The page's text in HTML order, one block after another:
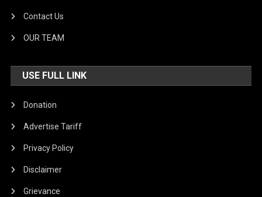
Contact Us
OUR TEAM
USE FULL LINK
Donation
Advertise Tariff
Privacy Policy
Disclaimer
Grievance